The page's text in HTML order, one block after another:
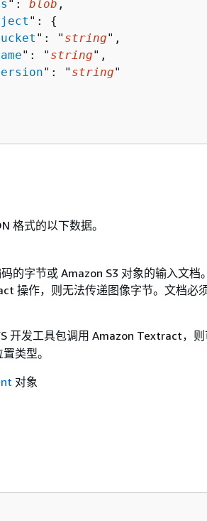
": blob ,
": {
": " string",
": " string",
": " string"
格式的以下数据。
的字节或 Amazon S3 对象的输入文档
操作，则无法传递图像字节。文档必
开发工具包调用 Amazon Textract，
类型。
对象